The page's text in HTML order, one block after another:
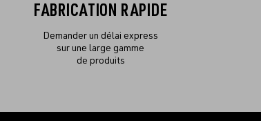
FABRICATION RAPIDE
Demander un délai express
sur une large gamme
de produits